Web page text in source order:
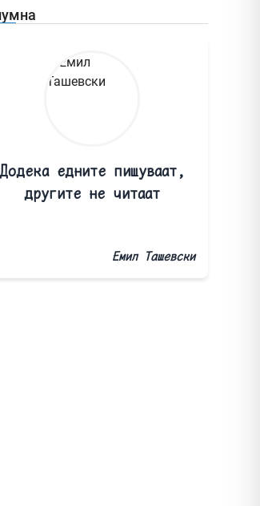
Додека едните пишуваат,
другите не читаат
Емил Ташевски